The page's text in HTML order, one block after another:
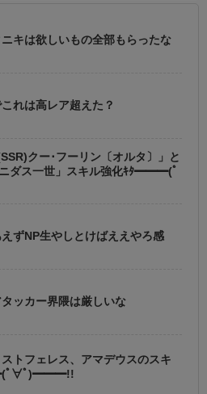
ニキは欲しいもの全部もらったな
これは高レア超えた？
クー･フーリン〔オルタ〕」と
ダス一世」スキル強化ｷﾀ━━━(ﾟ
えずNP生やしとけばええやろ感
タッカー界隈は厳しいな
ストフェレス、アマデウスのスキ
ﾟ∀ﾟ)━━━!!